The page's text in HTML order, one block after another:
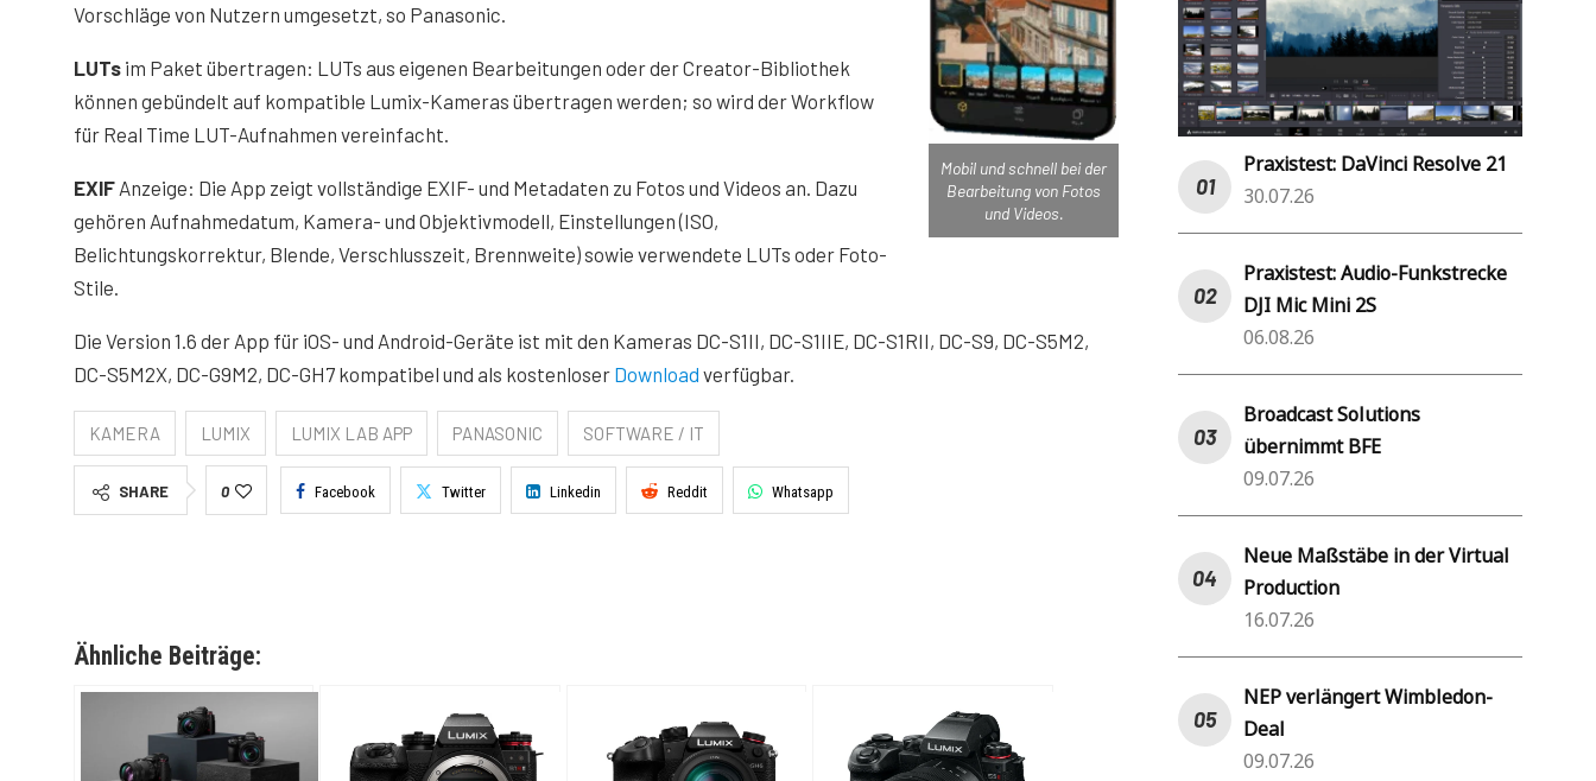
Mobil und schnell bei der
Bearbeitung von Fotos
und Videos.
Vorschläge von Nutzern umgesetzt, so Panasonic.
LUTs im Paket übertragen: LUTs aus eigenen Bearbeitungen oder der Creator-Bibliothek
können gebündelt auf kompatible Lumix-Kameras übertragen werden; so wird der Workflow
für Real Time LUT-Aufnahmen vereinfacht.
EXIF Anzeige: Die App zeigt vollständige EXIF- und Metadaten zu Fotos und Videos an. Dazu
gehören Aufnahmedatum, Kamera- und Objektivmodell, Einstellungen (ISO,
Belichtungskorrektur, Blende, Verschlusszeit, Brennweite) sowie verwendete LUTs oder Foto-
Stile.
Die Version 1.6 der App für iOS- und Android-Geräte ist mit den Kameras DC-S1II, DC-S1IIE, DC-S1RII, DC-S9, DC-S5M2,
DC-S5M2X, DC-G9M2, DC-GH7 kompatibel und als kostenloser Download verfügbar.
KAMERA LUMIX LUMIX LAB APP PANASONIC SOFTWARE / IT
SHARE 0 Facebook Twitter Linkedin Reddit Whatsapp
Ähnliche Beiträge:
Praxistest: DaVinci Resolve 21
30.07.26
Praxistest: Audio-Funkstrecke
DJI Mic Mini 2S
06.08.26
Broadcast Solutions
übernimmt BFE
09.07.26
Neue Maßstäbe in der Virtual
Production
16.07.26
NEP verlängert Wimbledon-
Deal
09.07.26